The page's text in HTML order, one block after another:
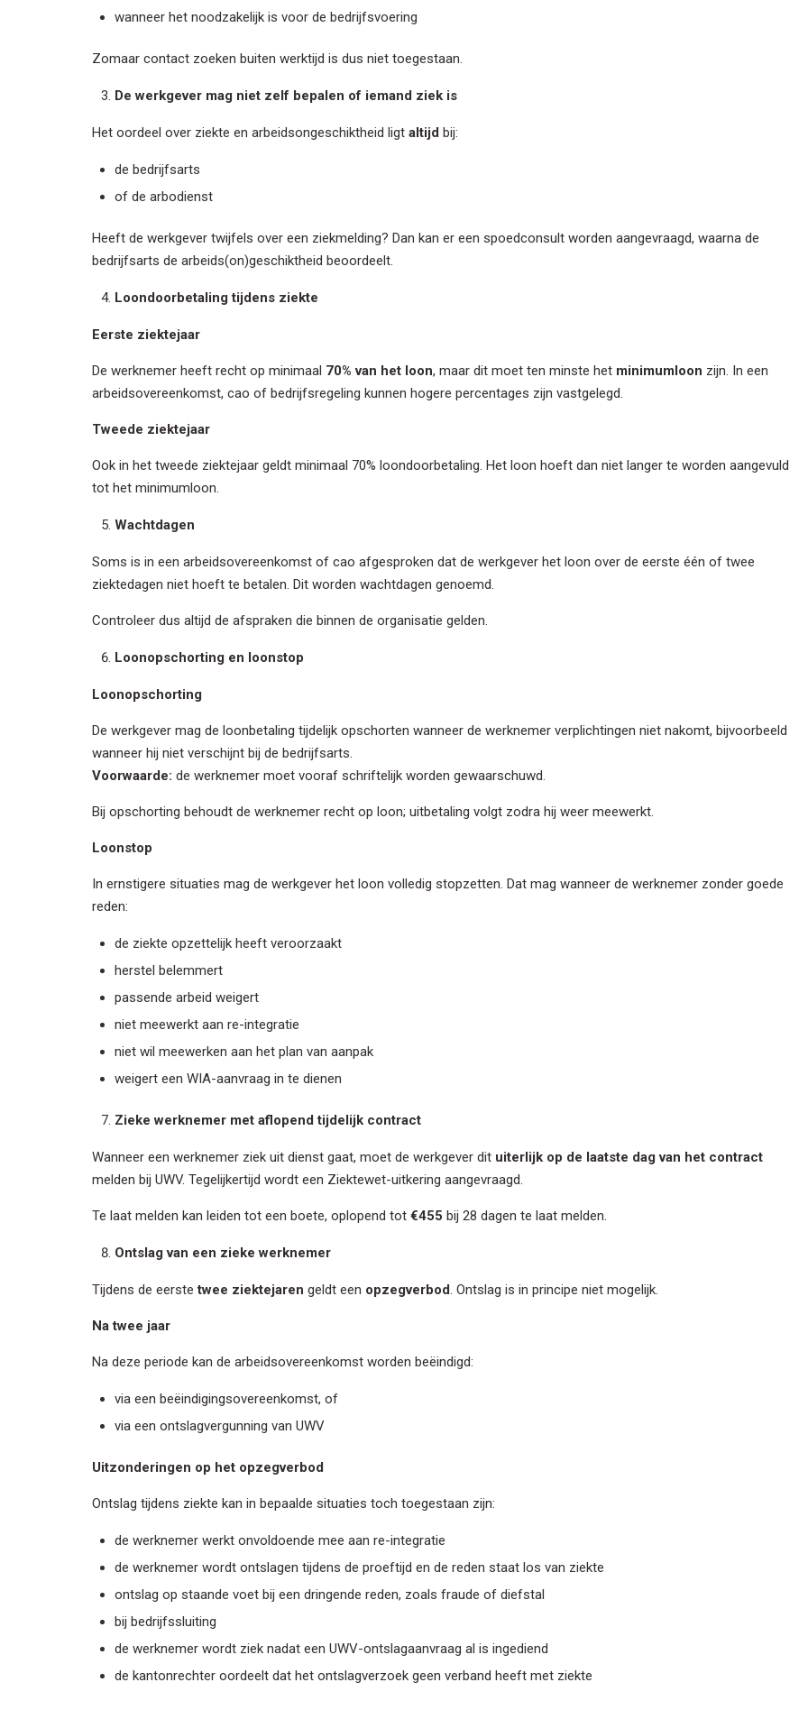
wanneer het noodzakelijk is voor de bedrijfsvoering
Zomaar contact zoeken buiten werktijd is dus niet toegestaan.
De werkgever mag niet zelf bepalen of iemand ziek is
Het oordeel over ziekte en arbeidsongeschiktheid ligt altijd bij:
de bedrijfsarts
of de arbodienst
Heeft de werkgever twijfels over een ziekmelding? Dan kan er een spoedconsult worden aangevraagd, waarna de
bedrijfsarts de arbeids(on)geschiktheid beoordeelt.
Loondoorbetaling tijdens ziekte
Eerste ziektejaar
De werknemer heeft recht op minimaal 70% van het loon, maar dit moet ten minste het minimumloon zijn. In een
arbeidsovereenkomst, cao of bedrijfsregeling kunnen hogere percentages zijn vastgelegd.
Tweede ziektejaar
Ook in het tweede ziektejaar geldt minimaal 70% loondoorbetaling. Het loon hoeft dan niet langer te worden aangevuld
tot het minimumloon.
Wachtdagen
Soms is in een arbeidsovereenkomst of cao afgesproken dat de werkgever het loon over de eerste één of twee
ziektedagen niet hoeft te betalen. Dit worden wachtdagen genoemd.
Controleer dus altijd de afspraken die binnen de organisatie gelden.
Loonopschorting en loonstop
Loonopschorting
De werkgever mag de loonbetaling tijdelijk opschorten wanneer de werknemer verplichtingen niet nakomt, bijvoorbeeld
wanneer hij niet verschijnt bij de bedrijfsarts.
Voorwaarde: de werknemer moet vooraf schriftelijk worden gewaarschuwd.
Bij opschorting behoudt de werknemer recht op loon; uitbetaling volgt zodra hij weer meewerkt.
Loonstop
In ernstigere situaties mag de werkgever het loon volledig stopzetten. Dat mag wanneer de werknemer zonder goede
reden:
de ziekte opzettelijk heeft veroorzaakt
herstel belemmert
passende arbeid weigert
niet meewerkt aan re-integratie
niet wil meewerken aan het plan van aanpak
weigert een WIA-aanvraag in te dienen
Zieke werknemer met aflopend tijdelijk contract
Wanneer een werknemer ziek uit dienst gaat, moet de werkgever dit uiterlijk op de laatste dag van het contract
melden bij UWV. Tegelijkertijd wordt een Ziektewet-uitkering aangevraagd.
Te laat melden kan leiden tot een boete, oplopend tot €455 bij 28 dagen te laat melden.
Ontslag van een zieke werknemer
Tijdens de eerstetwee ziektejaren geldt een opzegverbod. Ontslag is in principe niet mogelijk.
Na twee jaar
Na deze periode kan de arbeidsovereenkomst worden beëindigd:
via een beëindigingsovereenkomst, of
via een ontslagvergunning van UWV
Uitzonderingen op het opzegverbod
Ontslag tijdens ziekte kan in bepaalde situaties toch toegestaan zijn:
de werknemer werkt onvoldoende mee aan re-integratie
de werknemer wordt ontslagen tijdens de proeftijd en de reden staat los van ziekte
ontslag op staande voet bij een dringende reden, zoals fraude of diefstal
bij bedrijfssluiting
de werknemer wordt ziek nadat een UWV-ontslagaanvraag al is ingediend
de kantonrechter oordeelt dat het ontslagverzoek geen verband heeft met ziekte
Voornaam
Achternaam
We houden je gegevens privé en zullen deze niet delen met derden. Lees ons
privacybeleidvoor meer informatie.